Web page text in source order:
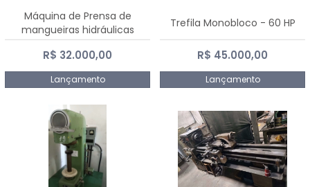
Máquina de Prensa de
mangueiras hidráulicas
PE50TF - 2017
R$ 32.000,00
Lançamento
Trefila Monobloco - 60 HP
R$ 45.000,00
Lançamento